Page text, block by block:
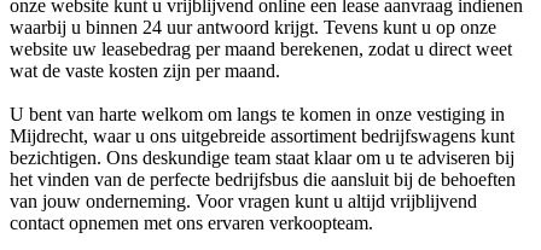
onze website kunt u vrijblijvend online een lease aanvraag indienen
waarbij u binnen 24 uur antwoord krijgt. Tevens kunt u op onze
website uw leasebedrag per maand berekenen, zodat u direct weet
wat de vaste kosten zijn per maand.
U bent van harte welkom om langs te komen in onze vestiging in
Mijdrecht, waar u ons uitgebreide assortiment bedrijfswagens kunt
bezichtigen. Ons deskundige team staat klaar om u te adviseren bij
het vinden van de perfecte bedrijfsbus die aansluit bij de behoeften
van jouw onderneming. Voor vragen kunt u altijd vrijblijvend
contact opnemen met ons ervaren verkoopteam.